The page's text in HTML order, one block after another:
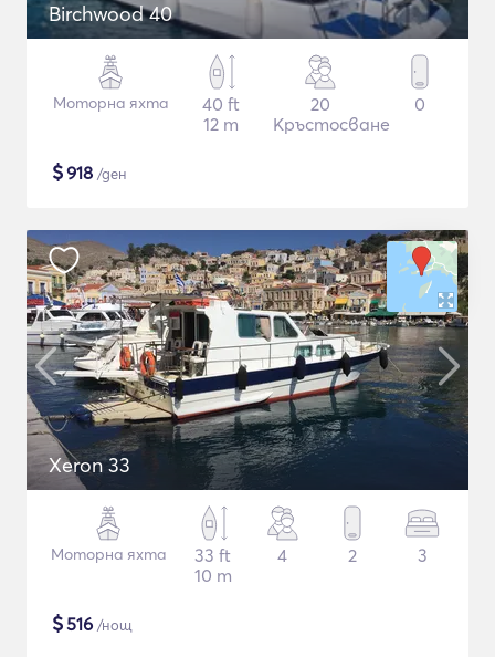
Birchwood 40
Моторна яхта
40 ft
12 m
20
Кръстосване
0
$918 /ден
Xeron 33
Моторна яхта
33 ft
10 m
4 2 3
$516 /нощ